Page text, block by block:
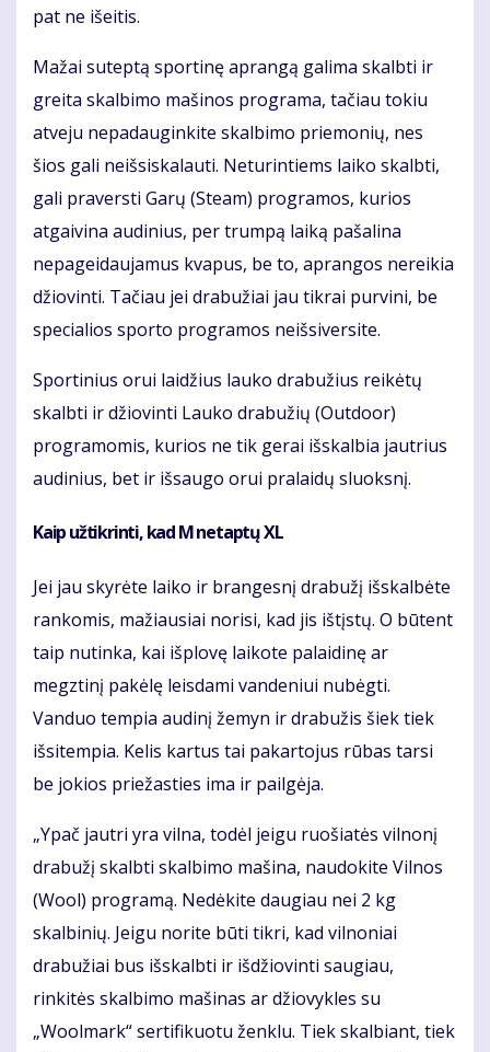
pat ne išeitis.
Mažai suteptą sportinę aprangą galima skalbti ir
greita skalbimo mašinos programa, tačiau tokiu
atveju nepadauginkite skalbimo priemonių, nes
šios gali neišsiskalauti. Neturintiems laiko skalbti,
gali praversti Garų (Steam) programos, kurios
atgaivina audinius, per trumpą laiką pašalina
nepageidaujamus kvapus, be to, aprangos nereikia
džiovinti. Tačiau jei drabužiai jau tikrai purvini, be
specialios sporto programos neišsiversite.
Sportinius orui laidžius lauko drabužius reikėtų
skalbti ir džiovinti Lauko drabužių (Outdoor)
programomis, kurios ne tik gerai išskalbia jautrius
audinius, bet ir išsaugo orui pralaidų sluoksnį.
Kaip užtikrinti, kad M netaptų XL
Jei jau skyrėte laiko ir brangesnį drabužį išskalbėte
rankomis, mažiausiai norisi, kad jis ištįstų. O būtent
taip nutinka, kai išplovę laikote palaidinę ar
megztinį pakėlę leisdami vandeniui nubėgti.
Vanduo tempia audinį žemyn ir drabužis šiek tiek
išsitempia. Kelis kartus tai pakartojus rūbas tarsi
be jokios priežasties ima ir pailgėja.
„Ypač jautri yra vilna, todėl jeigu ruošiatės vilnonį
drabužį skalbti skalbimo mašina, naudokite Vilnos
(Wool) programą. Nedėkite daugiau nei 2 kg
skalbinių. Jeigu norite būti tikri, kad vilnoniai
drabužiai bus išskalbti ir išdžiovinti saugiau,
rinkitės skalbimo mašinas ar džiovykles su
„Woolmark“ sertifikuotu ženklu. Tiek skalbiant, tiek